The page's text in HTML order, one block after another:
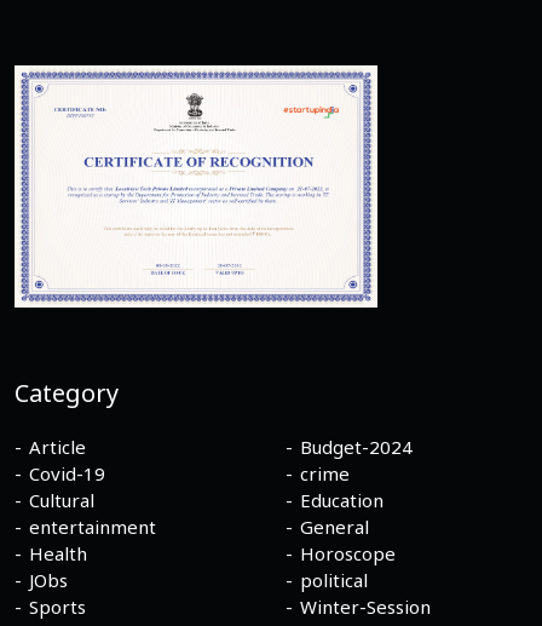
Category
Article
Budget-2024
Covid-19
crime
Cultural
Education
entertainment
General
Health
Horoscope
JObs
political
Sports
Winter-Session